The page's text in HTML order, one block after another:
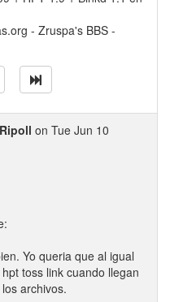
- Zruspa's BBS -
on Tue Jun 10
Yo queria que al igual
toss link cuando llegan
archivos.